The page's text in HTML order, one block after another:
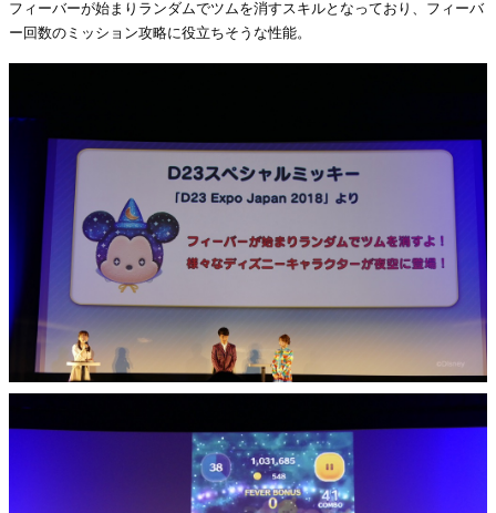
フィーバーが始まりランダムでツムを消すスキルとなっており、フィーバ
ー回数のミッション攻略に役立ちそうな性能。